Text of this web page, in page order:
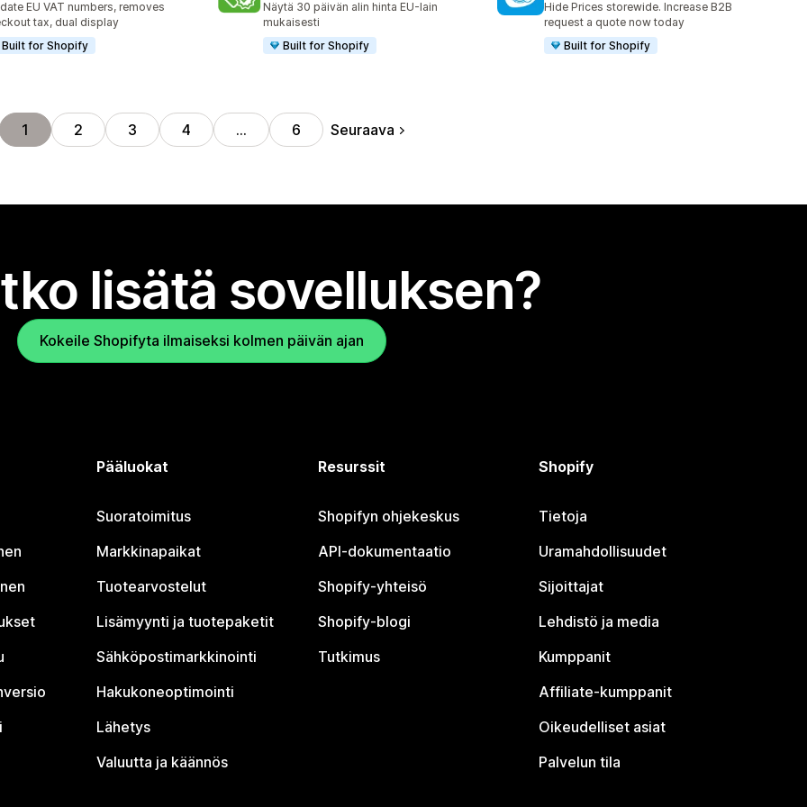
EU VAT numbers, removes
tax, dual display
Built for Shopify
Näytä 30 päivän alin hinta EU-lain
mukaisesti
Built for Shopify
Hide Prices storewide. Increase B2B
request a quote now today
Built for Shopify
1 2 3 4 … 6 Seuraava
lisätä sovelluksen?
Kokeile Shopifyta ilmaiseksi kolmen päivän ajan
Pääluokat
Suoratoimitus
Markkinapaikat
Tuotearvostelut
Lisämyynti ja tuotepaketit
Sähköpostimarkkinointi
Hakukoneoptimointi
Lähetys
Valuutta ja käännös
Resurssit
Shopifyn ohjekeskus
API-dokumentaatio
Shopify-yhteisö
Shopify-blogi
Tutkimus
Shopify
Tietoja
Uramahdollisuudet
Sijoittajat
Lehdistö ja media
Kumppanit
Affiliate-kumppanit
Oikeudelliset asiat
Palvelun tila